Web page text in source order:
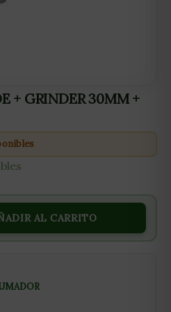
+ GRINDER 30MM +
AL CARRITO